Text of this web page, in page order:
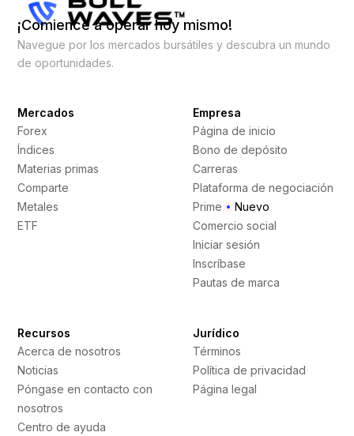
¡Comience a operar hoy mismo!
Navegue por los mercados bursátiles y descubra un mundo
de oportunidades.
Mercados
Forex
Índices
Materias primas
Comparte
Metales
ETF
Empresa
Página de inicio
Bono de depósito
Carreras
Plataforma de negociación
Prime
Nuevo
Comercio social
Iniciar sesión
Inscríbase
Pautas de marca
Recursos
Acerca de nosotros
Noticias
Póngase en contacto con
nosotros
Centro de ayuda
Jurídico
Términos
Política de privacidad
Página legal